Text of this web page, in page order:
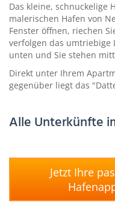
Das kleine, schnuckelige
malerischen Hafen von
Fenster öffnen, riechen
verfolgen das umtriebige
unten und Sie stehen
Direkt unter Ihrem
gegenüber liegt das
Alle Unterkünfte
Jetzt Ihre